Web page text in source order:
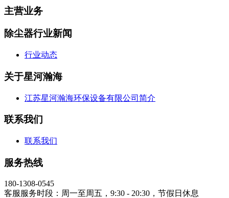
主营业务
除尘器行业新闻
行业动态
关于星河瀚海
江苏星河瀚海环保设备有限公司简介
联系我们
联系我们
服务热线
180-1308-0545
客服服务时段：周一至周五，9:30 - 20:30，节假日休息